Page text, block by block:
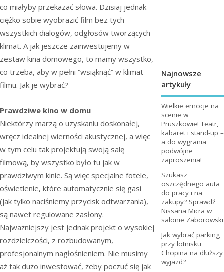
co miałyby przekazać słowa. Dzisiaj jednak
ciężko sobie wyobrazić film bez tych
wszystkich dialogów, odgłosów tworzących
klimat. A jak jeszcze zainwestujemy w
zestaw kina domowego, to mamy wszystko,
co trzeba, aby w pełni “wsiąknąć” w klimat
filmu. Jak je wybrać?
Prawdziwe kino w domu
Niektórzy marzą o uzyskaniu doskonałej,
wręcz idealnej wierności akustycznej, a więc
w tym celu tak projektują swoją salę
filmową, by wszystko było tu jak w
prawdziwym kinie. Są więc specjalne fotele,
oświetlenie, które automatycznie się gasi
(jak tylko naciśniemy przycisk odtwarzania),
są nawet regulowane zasłony.
Najważniejszy jest jednak projekt o wysokiej
rozdzielczości, z rozbudowanym,
profesjonalnym nagłośnieniem. Nie musimy
aż tak dużo inwestować, żeby poczuć się jak
Najnowsze
artykuły
Wielkie emocje na
scenie w
Pruszkowie! Teatr,
kabaret i stand-up –
a do wygrania
podwójne
zaproszenia!
Szukasz
oszczędnego auta
do pracy i na
zakupy? Sprawdź
Nissana Micra w
salonie Zaborowski
Jak wybrać parking
przy lotnisku
Chopina na dłuższy
wyjazd?